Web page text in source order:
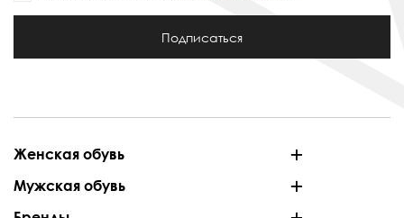
Подписаться
Женская обувь
Мужская обувь